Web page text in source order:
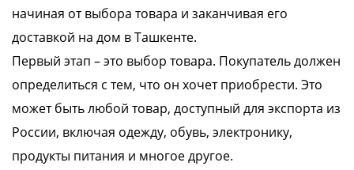
начиная от выбора товара и заканчивая его
доставкой на дом в Ташкенте.
Первый этап – это выбор товара. Покупатель должен
определиться с тем, что он хочет приобрести. Это
может быть любой товар, доступный для экспорта из
России, включая одежду, обувь, электронику,
продукты питания и многое другое.